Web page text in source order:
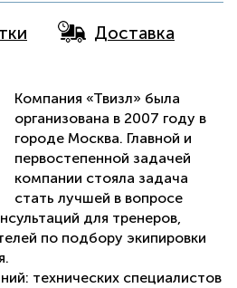
Доставка
Компания «Твизл» была
организована в 2007 году в
городе Москва. Главной и
первостепенной задачей
компании стояла задача
стать лучшей в вопросе
для тренеров,
по подбору экипировки
технических специалистов